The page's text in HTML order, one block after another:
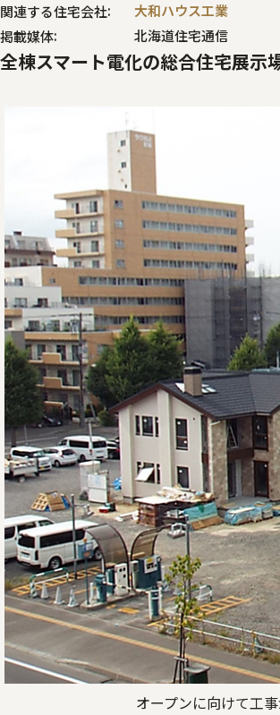
関連する住宅会社
大和ハウス工業
掲載媒体
北海道住宅通信
全棟スマート電化の総合住宅展示
オープンに向けて工